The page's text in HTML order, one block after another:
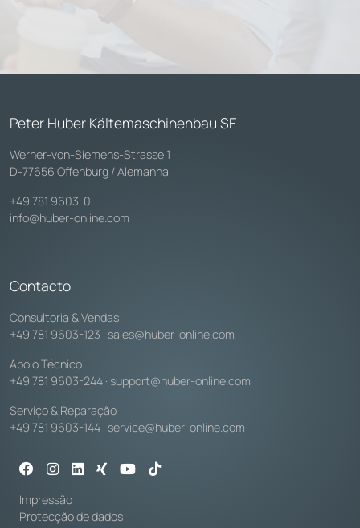
Peter Huber Kältemaschinenbau SE
Werner-von-Siemens-Strasse 1
D-77656 Offenburg / Alemanha
+49 781 9603-0
info@huber-online.com
Contacto
Consultoria & Vendas
+49 781 9603-123 · sales@huber-online.com
Apoio Técnico
+49 781 9603-244 · support@huber-online.com
Serviço & Reparação
+49 781 9603-144 · service@huber-online.com
Impressão
Protecção de dados